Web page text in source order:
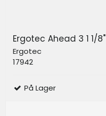
Ergotec Ahead 3 1 1/8"
Ergotec
17942
På Lager